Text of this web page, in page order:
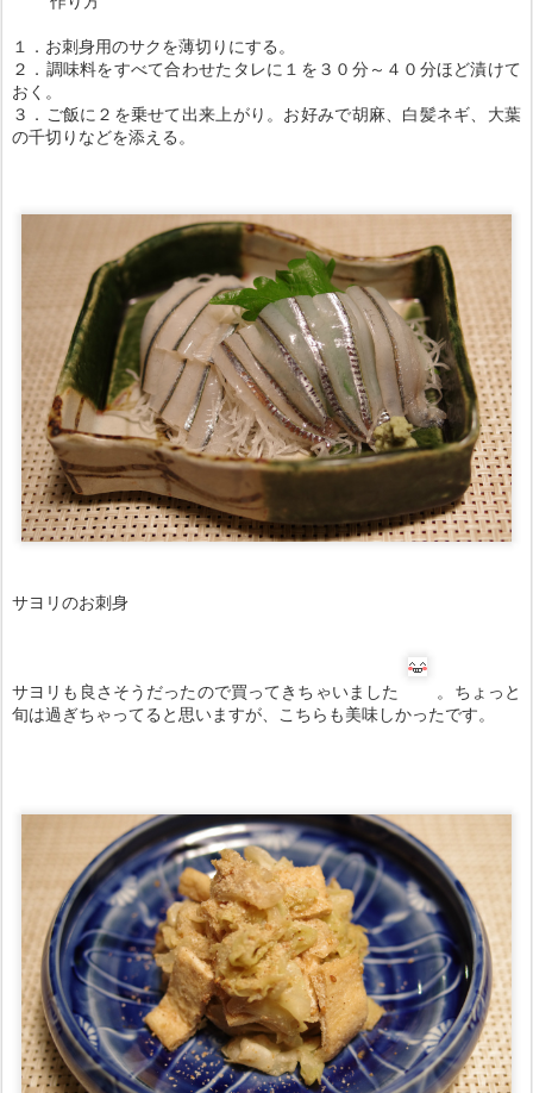
１．お刺身用のサクを薄切りにする。
２．調味料をすべて合わせたタレに１を３０分～４０分ほど漬けて
おく。
３．ご飯に２を乗せて出来上がり。お好みで胡麻、白髪ネギ、大葉
の千切りなどを添える。
サヨリのお刺身
サヨリも良さそうだったので買ってきちゃいました
。ちょっと
旬は過ぎちゃってると思いますが、こちらも美味しかったです。